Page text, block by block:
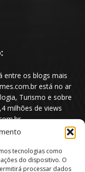
tecnologias como
do dispositivo. O
processar dados
entre os blogs mais
está no ar
Turismo e sobre
milhões de views